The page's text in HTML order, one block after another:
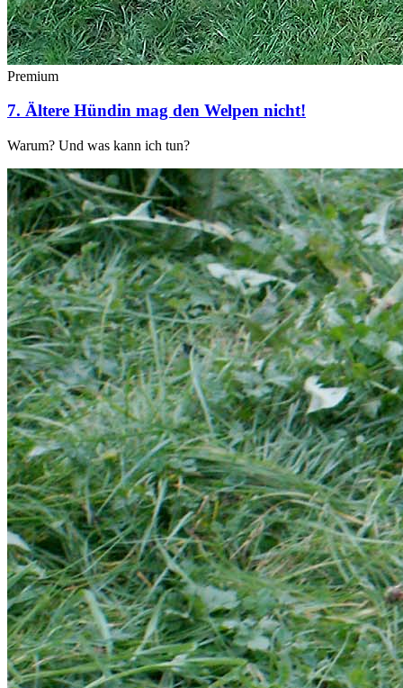
Premium
7. Ältere Hündin mag den Welpen nicht!
Warum? Und was kann ich tun?